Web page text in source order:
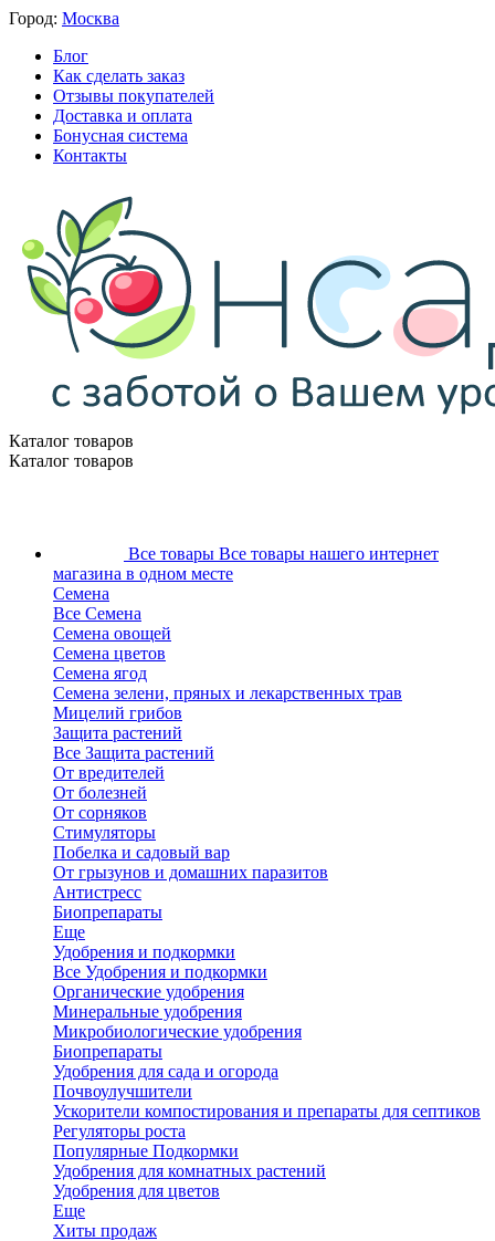
Город: Москва
Блог
Как сделать заказ
Отзывы покупателей
Доставка и оплата
Бонусная система
Контакты
Каталог товаров
Каталог товаров
Все товары Все товары нашего интернет
магазина в одном месте
Семена
Все Семена
Семена овощей
Семена цветов
Семена ягод
Семена зелени, пряных и лекарственных трав
Мицелий грибов
Защита растений
Все Защита растений
От вредителей
От болезней
От сорняков
Стимуляторы
Побелка и садовый вар
От грызунов и домашних паразитов
Антистресс
Биопрепараты
Еще
Удобрения и подкормки
Все Удобрения и подкормки
Органические удобрения
Минеральные удобрения
Микробиологические удобрения
Биопрепараты
Удобрения для сада и огорода
Почвоулучшители
Ускорители компостирования и препараты для септиков
Регуляторы роста
Популярные Подкормки
Удобрения для комнатных растений
Удобрения для цветов
Еще
Хиты продаж